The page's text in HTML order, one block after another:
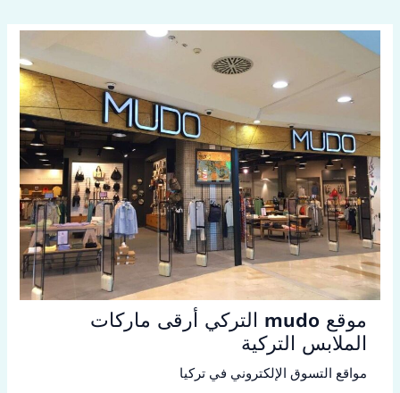
موقع mudo التركي أرقى ماركات
الملابس التركية
مواقع التسوق الإلكتروني في تركيا